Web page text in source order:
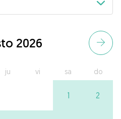
2026
ju vi sa do
1 2